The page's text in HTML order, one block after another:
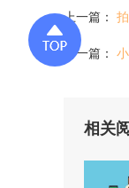
上一篇：
下一篇：
相关